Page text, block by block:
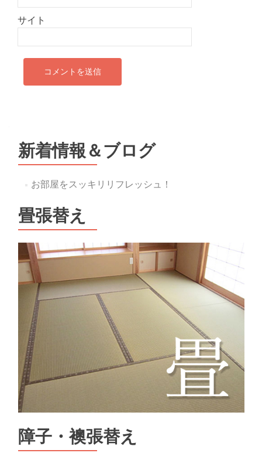
サイト
新着情報＆ブログ
お部屋をスッキリリフレッシュ！
畳張替え
障子・襖張替え